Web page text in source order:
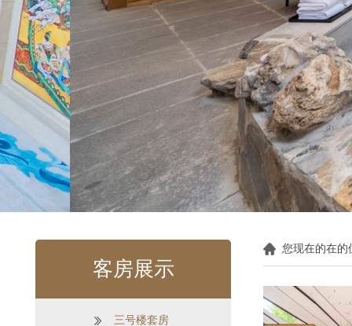
客房展示
三号楼套房
您现在的在的